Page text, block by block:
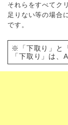
それらをすべてク
足りない等の場合
です。
※「下取り」と
「下取り」は